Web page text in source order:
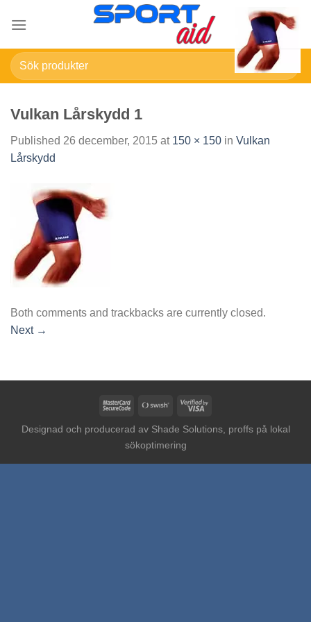
Sök
efter:
Vulkan Lårskydd 1
Published 26 december, 2015 at 150 × 150 in Vulkan
Lårskydd
Both comments and trackbacks are currently closed.
Next →
MasterCardSwish
Visa
Designad och producerad av Shade Solutions, proffs på lokal
sökoptimering